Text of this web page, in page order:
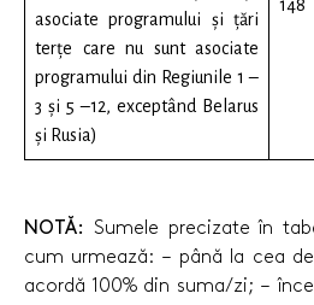
asociate programului și țări
terțe care nu sunt asociate
programului din Regiunile 1 –
3 și 5 –12, exceptând Belarus
și Rusia)
148
NOTĂ: Sumele precizate în
cum urmează: – până la cea
acordă 100% din suma/zi; –